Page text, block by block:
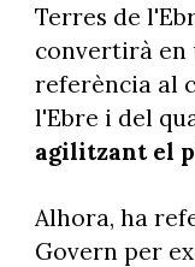
Terres de
convertirà en
referència al
l'Ebre i del
agilitzant el
Alhora, ha
Govern per